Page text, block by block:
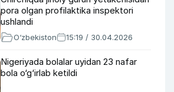
pora olgan profilaktika inspektori
ushlandi
O‘zbekiston 15:19 / 30.04.2026
Nigeriyada bolalar uyidan 23 nafar
bola o‘g‘irlab ketildi